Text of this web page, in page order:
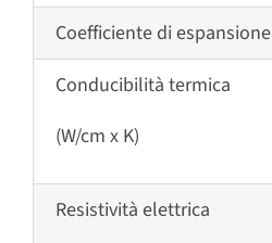
Coefficiente di espansione
Conducibilità termica
(W/cm x K)
Resistività elettrica